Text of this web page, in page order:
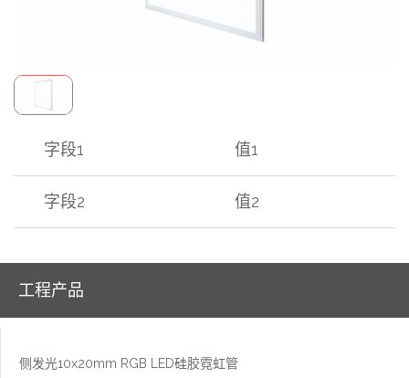
字段1 值1
字段2 值2
工程产品
侧发光10x20mm RGB LED硅胶霓虹管